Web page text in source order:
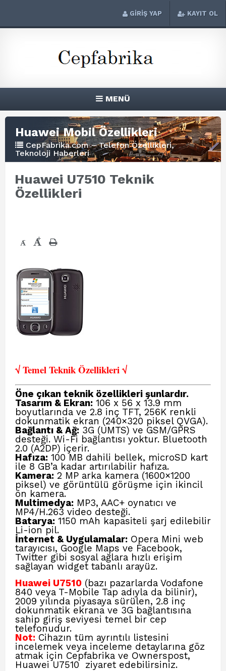
GİRİŞ YAP KAYIT OL
MENÜ
Huawei Mobil Özellikleri
CepFabrika.com – Telefon Özellikleri,
Teknoloji Haberleri
Huawei U7510 Teknik
Özellikleri
- +
√ Temel Teknik Özellikleri √
Öne çıkan teknik özellikleri şunlardır.
Tasarım & Ekran: 106 x 56 x 13.9 mm
boyutlarında ve 2.8 inç TFT, 256K renkli
dokunmatik ekran (240×320 piksel QVGA).
Bağlantı & Ağ: 3G (UMTS) ve GSM/GPRS
desteği. Wi-Fi bağlantısı yoktur. Bluetooth
2.0 (A2DP) içerir.
Hafıza: 100 MB dahili bellek, microSD kart
ile 8 GB’a kadar artırılabilir hafıza.
Kamera: 2 MP arka kamera (1600×1200
piksel) ve görüntülü görüşme için ikincil
ön kamera.
Multimedya: MP3, AAC+ oynatıcı ve
MP4/H.263 video desteği.
Batarya: 1150 mAh kapasiteli şarj edilebilir
Li-ion pil.
İnternet & Uygulamalar: Opera Mini web
tarayıcısı, Google Maps ve Facebook,
Twitter gibi sosyal ağlara hızlı erişim
sağlayan widget tabanlı arayüz.
Huawei U7510 (bazı pazarlarda Vodafone
840 veya T-Mobile Tap adıyla da bilinir),
2009 yılında piyasaya sürülen, 2.8 inç
dokunmatik ekrana ve 3G bağlantısına
sahip giriş seviyesi temel bir cep
telefonudur.
Not: Cihazın tüm ayrıntılı listesini
incelemek veya inceleme detaylarına göz
atmak için Cepfabrika ve Ownerspost,
Huawei U7510 ziyaret edebilirsiniz.